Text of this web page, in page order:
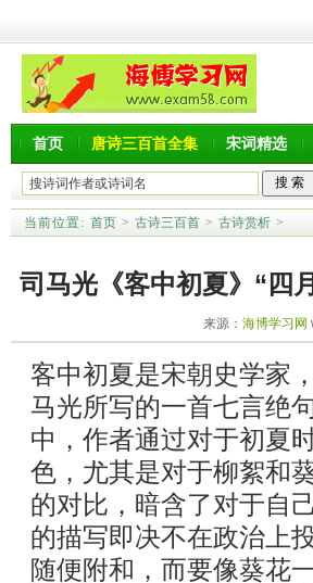
首页 唐诗三百首全集 宋词精选
当前位置: 首页 > 古诗三百首 > 古诗赏析 >
司马光《客中初夏》“四
来源： 海博学习网
客中初夏是宋朝史学家
马光所写的一首七言绝
中，作者通过对于初夏
色，尤其是对于柳絮和
的对比，暗含了对于自
的描写即决不在政治上
随便附和，而要像葵花